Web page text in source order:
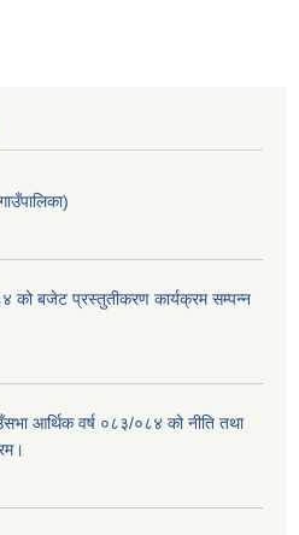
बजेट प्रस्तुतीकरण कार्यक्रम सम्पन्न
आर्थिक वर्ष ०८३/०८४ को नीति तथा